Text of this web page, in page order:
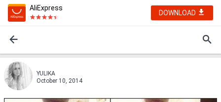
AliExpress
DOWNLOAD
YULIKA
October 10, 2014